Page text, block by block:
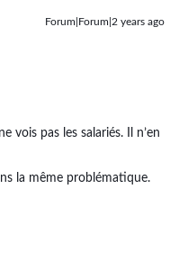
Forum|Forum|2 years ago
vois pas les salariés. Il n’en
la même problématique.